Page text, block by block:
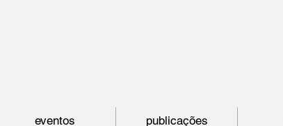
eventos publicações